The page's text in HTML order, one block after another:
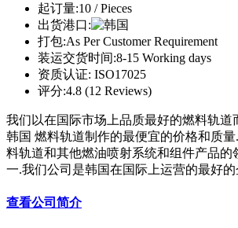
起订量:10 / Pieces
出货港口:
打包:As Per Customer Requirement
装运交货时间:8-15 Working days
资质认证: ISO17025
评分:4.8 (12 Reviews)
我们以在国际市场上品质最好的燃料轨道
韩国 燃料轨道制作的最便宜的价格和质
料轨道和其他燃油喷射系统和组件产品的
一.我们公司是韩国在国际上运营的最好的
查看公司简介